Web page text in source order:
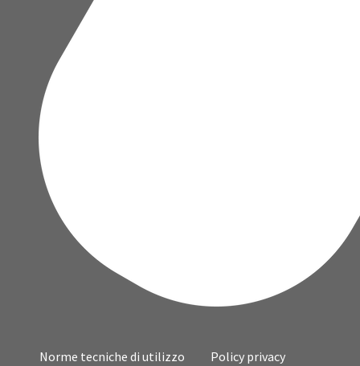
Norme tecniche di utilizzo
Policy privacy